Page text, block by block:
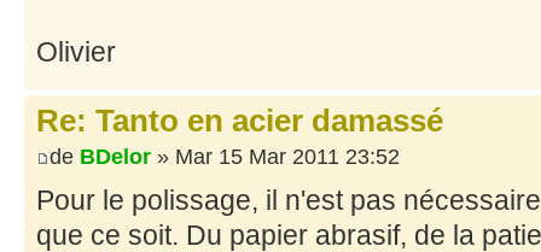
Olivier
Re: Tanto en acier damassé
de BDelor » Mar 15 Mar 2011 23:52
Pour le polissage, il n'est pas
que ce soit. Du papier abrasif, de la